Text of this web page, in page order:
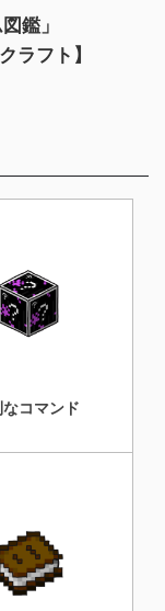
鑑」
ラフト】
コマンド